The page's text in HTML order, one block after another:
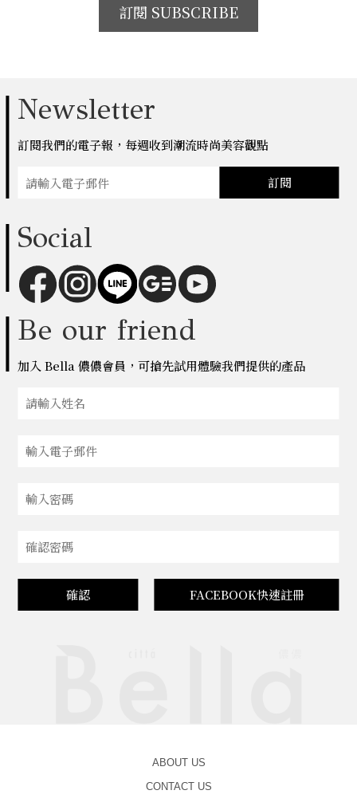
訂閱 SUBSCRIBE
Newsletter
訂閱我們的電子報，每週收到潮流時尚美容觀點
訂閱
Social
Be our friend
加入 Bella 儂儂會員，可搶先試用體驗我們提供的產品
確認 FACEBOOK快速註冊
ABOUT US
CONTACT US